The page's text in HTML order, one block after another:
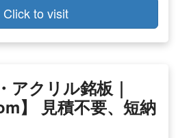
Click to visit
アクリル銘板｜
】 見積不要、短納